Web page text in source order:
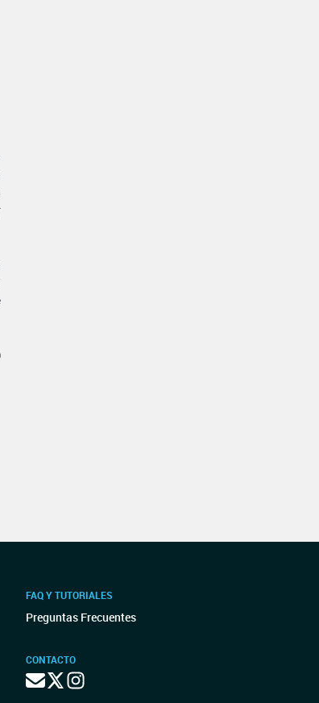
FAQ Y TUTORIALES
Preguntas Frecuentes
CONTACTO